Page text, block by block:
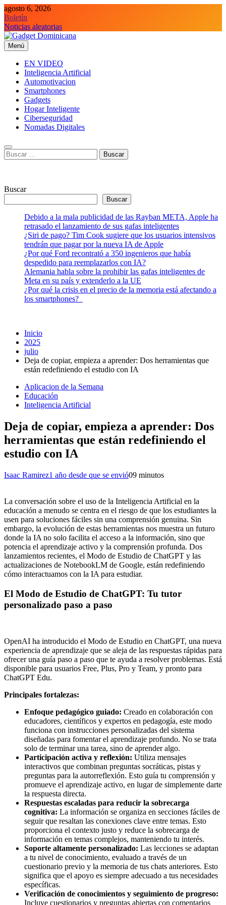
Saltar
al
contenido
agosto 6, 2026
Boletín
Noticias aleatorias
Gadget Dominicana
Gadgets y Tecnología de consumo
Menú
EN VIDEO
Inteligencia Artificial
Automotivacion
Smartphones
Gadgets
Hogar Inteligente
Ciberseguridad
Nomadas Digitales
Buscar:
Buscar
Buscar
Debido a la mala publicidad de las Rayban META, Apple ha
retrasado el lanzamiento de sus gafas inteligentes
¿Siri de pago? Tim Cook sugiere que los usuarios intensivos
tendrán que pagar por la nueva IA de Apple
¿Por qué Ford recontrató a 350 ingenieros que había
despedido para reemplazarlos con IA?
Alemania habla sobre la prohibir las gafas inteligentes de
Meta en su país y extenderlo a la UE
¿Por qué la crisis en el precio de la memoria está afectando a
los smartphones?
Inicio
2025
julio
Deja de copiar, empieza a aprender: Dos herramientas que
están redefiniendo el estudio con IA
Aplicacion de la Semana
Educación
Inteligencia Artificial
Deja de copiar, empieza a aprender: Dos
herramientas que están redefiniendo el
estudio con IA
Isaac Ramirez1 año desde que se envió09 minutos
La conversación sobre el uso de la Inteligencia Artificial en la
educación a menudo se centra en el riesgo de que los estudiantes la
usen para soluciones fáciles sin una comprensión genuina. Sin
embargo, la evolución de estas herramientas nos muestra un futuro
donde la IA no solo facilita el acceso a la información, sino que
potencia el aprendizaje activo y la comprensión profunda. Dos
lanzamientos recientes, el Modo de Estudio de ChatGPT y las
actualizaciones de NotebookLM de Google, están redefiniendo
cómo interactuamos con la IA para estudiar.
El Modo de Estudio de ChatGPT: Tu tutor
personalizado paso a paso
OpenAI ha introducido el Modo de Estudio en ChatGPT, una nueva
experiencia de aprendizaje que se aleja de las respuestas rápidas para
ofrecer una guía paso a paso que te ayuda a resolver problemas. Está
disponible para usuarios Free, Plus, Pro y Team, y pronto para
ChatGPT Edu.
Principales fortalezas:
Enfoque pedagógico guiado: Creado en colaboración con
educadores, científicos y expertos en pedagogía, este modo
funciona con instrucciones personalizadas del sistema
diseñadas para fomentar el aprendizaje profundo. No se trata
solo de terminar una tarea, sino de aprender algo.
Participación activa y reflexión: Utiliza mensajes
interactivos que combinan preguntas socráticas, pistas y
preguntas para la autorreflexión. Esto guía tu comprensión y
promueve el aprendizaje activo, en lugar de simplemente darte
la respuesta directa.
Respuestas escaladas para reducir la sobrecarga
cognitiva: La información se organiza en secciones fáciles de
seguir que resaltan las conexiones clave entre temas. Esto
proporciona el contexto justo y reduce la sobrecarga de
información en temas complejos, manteniendo tu interés.
Soporte altamente personalizado: Las lecciones se adaptan
a tu nivel de conocimiento, evaluado a través de un
cuestionario previo y la memoria de tus chats anteriores. Esto
significa que el apoyo es siempre adecuado a tus necesidades
específicas.
Verificación de conocimientos y seguimiento de progreso:
Incluye cuestionarios y preguntas abiertas con comentarios